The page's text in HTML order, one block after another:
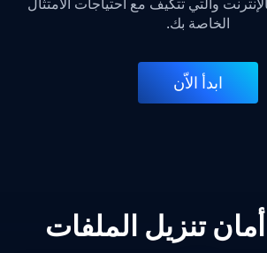
والتي تتكيف مع احتياجات الامتثال
الخاصة بك.
ابدأ الاّن
تنزيل الملفات